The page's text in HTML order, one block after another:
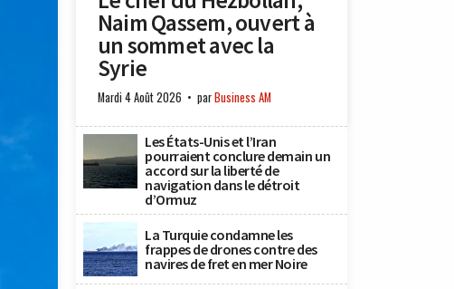
Naim Qassem, ouvert à
un sommet avec la
Syrie
Mardi 4 Août 2026 parBusiness AM
Les États-Unis et l’Iran
pourraient conclure demain un
accord sur la liberté de
navigation dans le détroit
d’Ormuz
La Turquie condamne les
frappes de drones contre des
navires de fret en mer Noire